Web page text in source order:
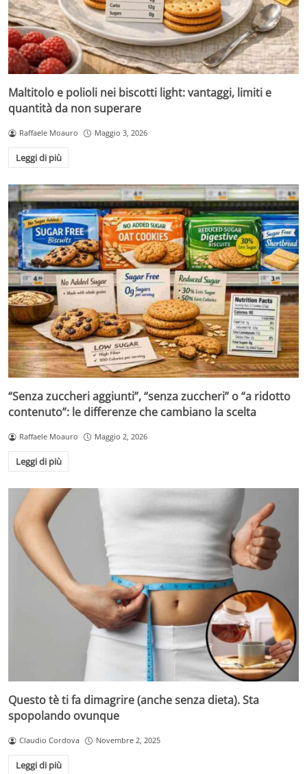
Maltitolo e polioli nei biscotti light: vantaggi, limiti e
quantità da non superare
Raffaele Moauro Maggio 3, 2026
Leggi di più
“Senza zuccheri aggiunti”, “senza zuccheri” o “a ridotto
contenuto”: le differenze che cambiano la scelta
Raffaele Moauro Maggio 2, 2026
Leggi di più
Questo tè ti fa dimagrire (anche senza dieta). Sta
spopolando ovunque
Claudio Cordova Novembre 2, 2025
Leggi di più